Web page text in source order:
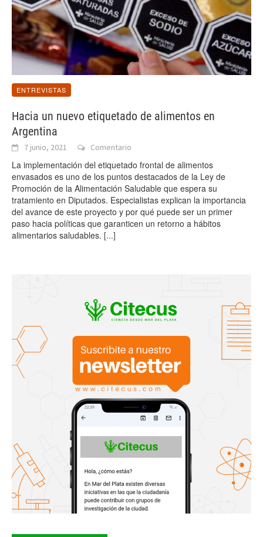
ENTREVISTAS
Hacia un nuevo etiquetado de alimentos en
Argentina
7 junio, 2021 Comentario
La implementación del etiquetado frontal de alimentos
envasados es uno de los puntos destacados de la Ley de
Promoción de la Alimentación Saludable que espera su
tratamiento en Diputados. Especialistas explican la importancia
del avance de este proyecto y por qué puede ser un primer
paso hacia políticas que garanticen un retorno a hábitos
alimentarios saludables. [...]